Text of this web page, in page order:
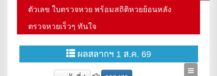
ตัวเลข ใบตรวจหวย พร้อมสถิติหวยย้อนหลัง
ตรวจหวยเร็วๆ ทันใจ